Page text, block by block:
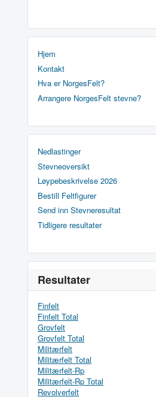
Hjem
Kontakt
Hva er NorgesFelt?
Arrangere NorgesFelt stevne?
Nedlastinger
Stevneoversikt
Løypebeskrivelse 2026
Bestill Feltfigurer
Send inn Stevneresultat
Tidligere resultater
Resultater
Finfelt
Finfelt Total
Grovfelt
Grovfelt Total
Militærfelt
Militærfelt Total
Militærfelt-Rp
Militærfelt-Rp Total
Revolverfelt